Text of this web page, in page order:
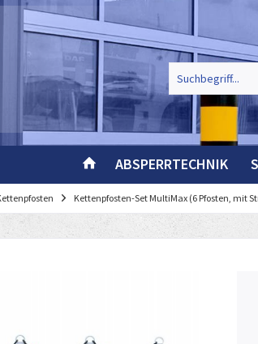
ABSPERRTECHNIK
Kettenpfosten-Set MultiMax (6 Pfosten, mit